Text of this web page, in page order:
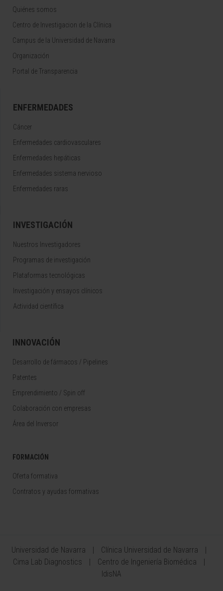
Quiénes somos
Centro de Investigacion de la Clínica
Campus de la Universidad de Navarra
Organización
Portal de Transparencia
ENFERMEDADES
Cáncer
Enfermedades cardiovasculares
Enfermedades hepáticas
Enfermedades sistema nervioso
Enfermedades raras
INVESTIGACIÓN
Nuestros Investigadores
Programas de investigación
Plataformas tecnológicas
Investigación y ensayos clínicos
Actividad científica
INNOVACIÓN
Desarrollo de fármacos / Pipelines
Patentes
Emprendimiento / Spin off
Colaboración con empresas
Área del Inversor
FORMACIÓN
Oferta formativa
Contratos y ayudas formativas
Universidad de Navarra
Clínica Universidad de Navarra
Cima Lab Diagnostics
Centro de Ingeniería Biomédica
IdisNA